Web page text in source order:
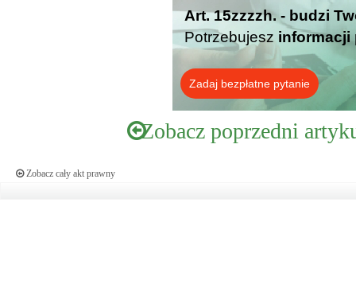
Art. 15zzzzh. - budzi
Potrzebujesz informacji
Zadaj bezpłatne pytanie
Zobacz poprzedni
Zobacz cały akt prawny